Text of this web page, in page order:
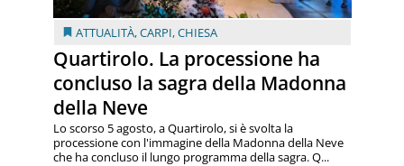
ATTUALITÀ,CARPI,CHIESA
Quartirolo. La processione ha
concluso la sagra della Madonna
della Neve
Lo scorso 5 agosto, a Quartirolo, si è svolta la
processione con l'immagine della Madonna della Neve
che ha concluso il lungo programma della sagra. Q...